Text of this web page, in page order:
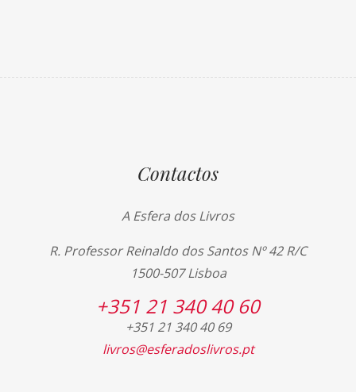
Contactos
A Esfera dos Livros
R. Professor Reinaldo dos Santos Nº 42 R/C
1500-507 Lisboa
+351 21 340 40 60
+351 21 340 40 69
livros@esferadoslivros.pt